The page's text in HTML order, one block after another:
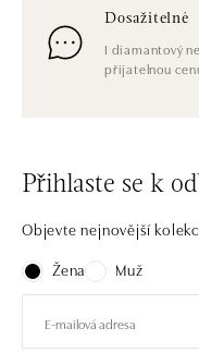
Dosažitelné
I diamantový
přijatelnou
Přihlaste se k
Objevte nejnovější
Žena
Muž